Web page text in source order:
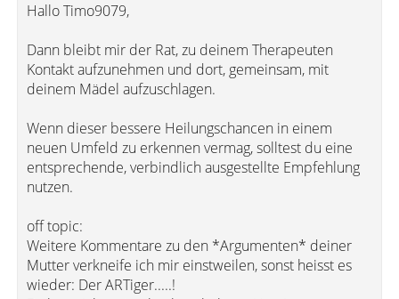
Hallo Timo9079,
Dann bleibt mir der Rat, zu deinem Therapeuten
Kontakt aufzunehmen und dort, gemeinsam, mit
deinem Mädel aufzuschlagen.
Wenn dieser bessere Heilungschancen in einem
neuen Umfeld zu erkennen vermag, solltest du eine
entsprechende, verbindlich ausgestellte Empfehlung
nutzen.
off topic:
Weitere Kommentare zu den *Argumenten* deiner
Mutter verkneife ich mir einstweilen, sonst heisst es
wieder: Der ARTiger.....!